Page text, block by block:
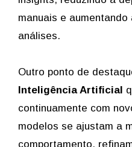
manuais e
análises.
Outro ponto de
Inteligência Artificial
continuamente com
modelos se ajustam a
comportamento,